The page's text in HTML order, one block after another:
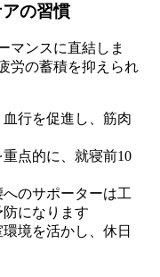
の習慣
マンスに直結しま
労の蓄積を抑えられ
血行を促進し、筋肉
重点的に、就寝前10
へのサポーターは工
になります
境を活かし、休日